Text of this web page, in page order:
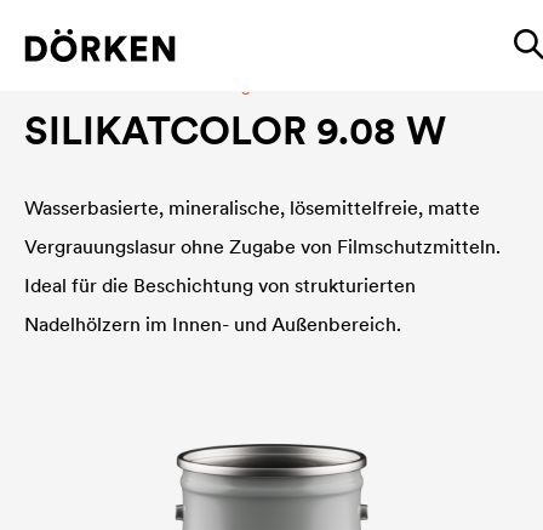
SILIKATCOLOR 9.08 W
Wasserbasierte, mineralische, lösemittelfreie, matte
Vergrauungslasur ohne Zugabe von Filmschutzmitteln.
Ideal für die Beschichtung von strukturierten
Nadelhölzern im Innen- und Außenbereich.